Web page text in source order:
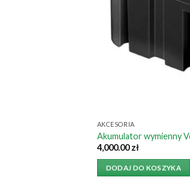
AKCESORIA
Akumulator wymienny
4,000.00zł
DODAJ DO KOSZYKA